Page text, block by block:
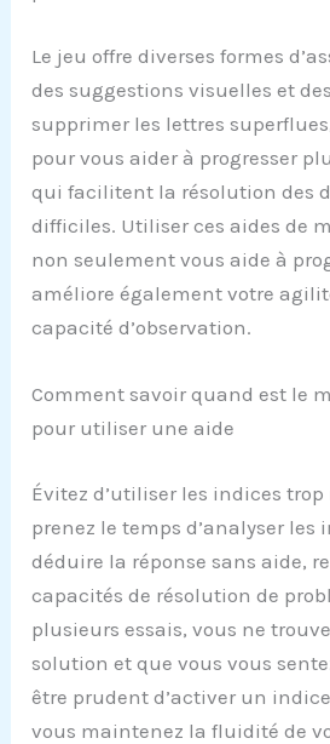
Le jeu offre diverses formes
des suggestions visuelles et
supprimer les lettres
pour vous aider à progresser
qui facilitent la résolution des
difficiles. Utiliser ces aides de
non seulement vous aide à
améliore également votre
capacité d’observation.
Comment savoir quand est le
pour utiliser une aide
Évitez d’utiliser les indices
prenez le temps d’analyser les
déduire la réponse sans aide,
capacités de résolution de
plusieurs essais, vous ne
solution et que vous vous
être prudent d’activer un
vous maintenez la fluidité de